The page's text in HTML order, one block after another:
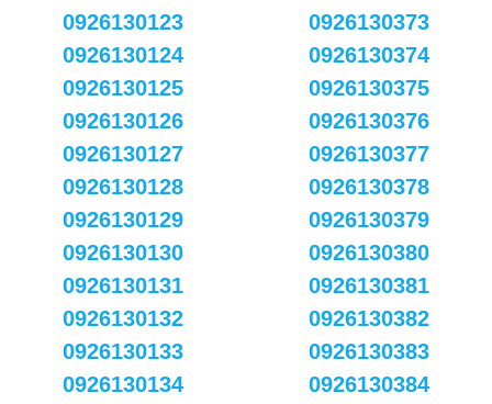
0926130123
0926130124
0926130125
0926130126
0926130127
0926130128
0926130129
0926130130
0926130131
0926130132
0926130133
0926130134
0926130373
0926130374
0926130375
0926130376
0926130377
0926130378
0926130379
0926130380
0926130381
0926130382
0926130383
0926130384